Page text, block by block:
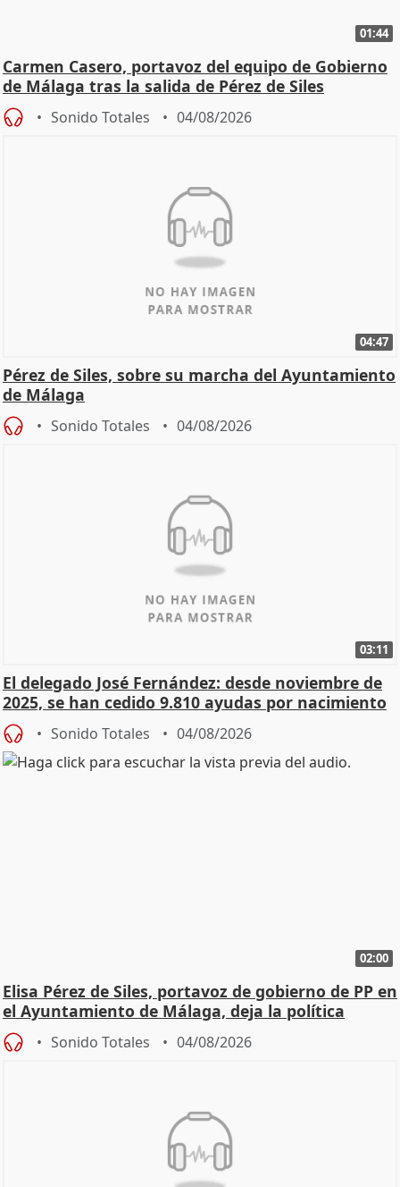
01:44
Carmen Casero, portavoz del equipo de Gobierno
de Málaga tras la salida de Pérez de Siles
Sonido Totales 04/08/2026
04:47
Pérez de Siles, sobre su marcha del Ayuntamiento
de Málaga
Sonido Totales 04/08/2026
03:11
El delegado José Fernández: desde noviembre de
2025, se han cedido 9.810 ayudas por nacimiento
Sonido Totales 04/08/2026
02:00
Elisa Pérez de Siles, portavoz de gobierno de PP en
el Ayuntamiento de Málaga, deja la política
Sonido Totales 04/08/2026